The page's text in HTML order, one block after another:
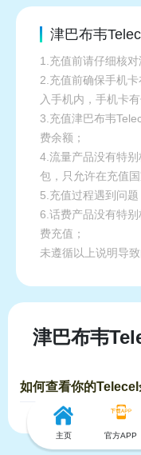
津巴布韦
1.充值前请仔细核对
2.充值前确保手机
入手机内，手机卡
3.充值津巴布韦
费余额；
4.流量产品没有特
包，只允许在充值
5.充值过程遇到问题
6.话费产品没有特
费充值；
未遵循以上说明导
津巴布韦
如何查看你的Telecel
主页 官方APP